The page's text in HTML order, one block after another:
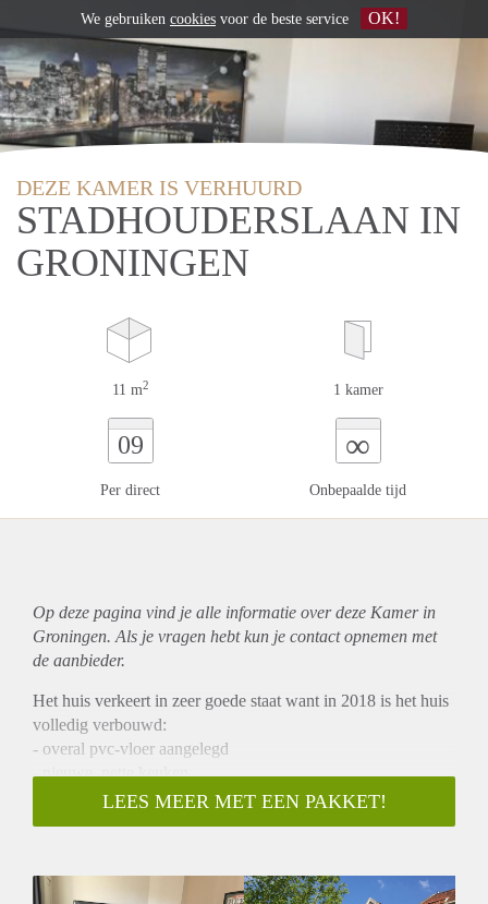
DEZE KAMER IS VERHUURD
STADHOUDERSLAAN IN
GRONINGEN
11 m2 1 kamer
09
Per direct
∞
Onbepaalde tijd
Op deze pagina vind je alle informatie over deze Kamer in
Groningen. Als je vragen hebt kun je contact opnemen met
de aanbieder.
Het huis verkeert in zeer goede staat want in 2018 is het huis
volledig verbouwd:
- overal pvc-vloer aangelegd
- nieuwe, nette keuken
- vervangen raamkozijnen
- plafond netjes gestuukt
Verder: o.a. oven / koelkast / diepvries / magnetron / tv /
LEES MEER MET EEN PAKKET!
We gebruiken cookies voor de beste service OK!